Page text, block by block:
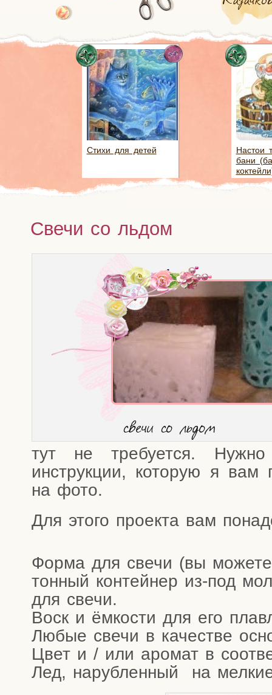
Стихи для детей
Настои
бани
Свечи со льдом
све­чи со льдом
тут не тре­бу­ет­ся. Нуж­но
инструк­ции, кото­рую я
на фото.
Для это­го про­ек­та вам
Фор­ма для све­чи (вы
тон­ный кон­тей­нер из-под
для свечи.
Воск и ёмко­сти для его
Любые све­чи в каче­стве
Цвет и /​ или аро­мат в
Лед, наруб­лен­ный на мел­кие